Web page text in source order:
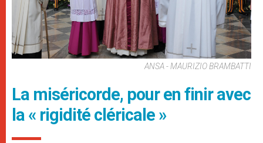
ANSA - MAURIZIO BRAMBATTI
La miséricorde, pour en finir avec
la « rigidité cléricale »